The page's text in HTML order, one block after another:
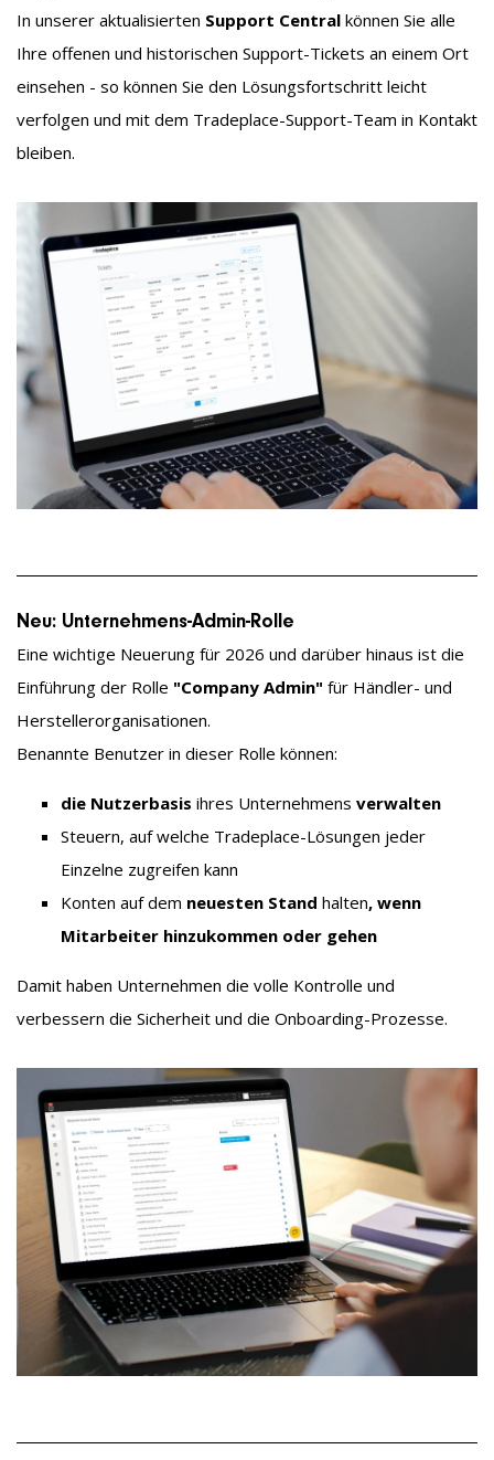
In unserer aktualisierten Support Central können Sie alle
Ihre offenen und historischen Support-Tickets an einem Ort
einsehen - so können Sie den Lösungsfortschritt leicht
verfolgen und mit dem Tradeplace-Support-Team in Kontakt
bleiben.
Neu: Unternehmens-Admin-Rolle
Eine wichtige Neuerung für 2026 und darüber hinaus ist die
Einführung der Rolle "Company Admin" für Händler- und
Herstellerorganisationen.
Benannte Benutzer in dieser Rolle können:
die Nutzerbasis ihres Unternehmens verwalten
Steuern, auf welche Tradeplace-Lösungen jeder
Einzelne zugreifen kann
Konten aufdem neuesten Stand halten, wenn
Mitarbeiter hinzukommen oder gehen
Damit haben Unternehmen die volle Kontrolle und
verbessern die Sicherheit und die Onboarding-Prozesse.